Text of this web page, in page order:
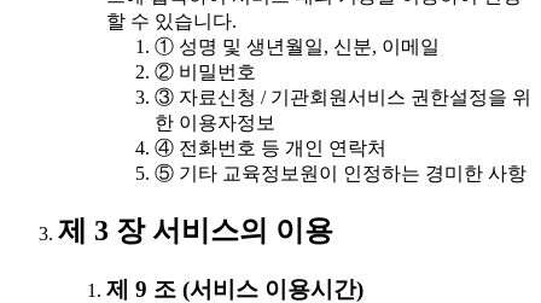
할 수 있습니다.
① 성명 및 생년월일, 신분, 이메일
② 비밀번호
③ 자료신청 / 기관회원서비스 권한설정을 위
한 이용자정보
④ 전화번호 등 개인 연락처
⑤ 기타 교육정보원이 인정하는 경미한 사항
제 3 장 서비스의 이용
제 9 조 (서비스 이용시간)